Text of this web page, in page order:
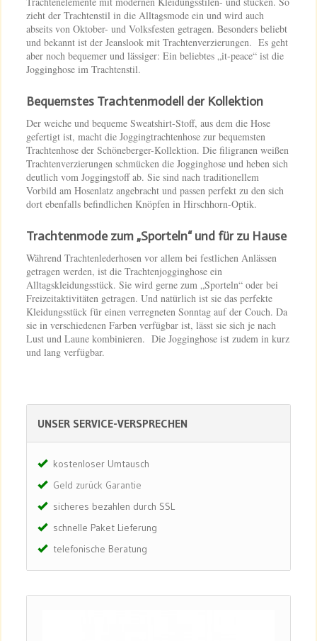
zieht der Trachtenstil in die Alltagsmode ein und wird auch
abseits von Oktober- und Volksfesten getragen. Besonders beliebt
und bekannt ist der Jeanslook mit Trachtenverzierungen. Es geht
aber noch bequemer und lässiger: Ein beliebtes „it-peace“ ist die
Jogginghose im Trachtenstil.
Bequemstes Trachtenmodell der Kollektion
Der weiche und bequeme Sweatshirt-Stoff, aus dem die Hose
gefertigt ist, macht die Joggingtrachtenhose zur bequemsten
Trachtenhose der Schöneberger-Kollektion. Die filigranen weißen
Trachtenverzierungen schmücken die Jogginghose und heben sich
deutlich vom Joggingstoff ab. Sie sind nach traditionellem
Vorbild am Hosenlatz angebracht und passen perfekt zu den sich
dort ebenfalls befindlichen Knöpfen in Hirschhorn-Optik.
Trachtenmode zum „Sporteln“ und für zu Hause
Während Trachtenlederhosen vor allem bei festlichen Anlässen
getragen werden, ist die Trachtenjogginghose ein
Alltagskleidungsstück. Sie wird gerne zum „Sporteln“ oder bei
Freizeitaktivitäten getragen. Und natürlich ist sie das perfekte
Kleidungsstück für einen verregneten Sonntag auf der Couch. Da
sie in verschiedenen Farben verfügbar ist, lässt sie sich je nach
Lust und Laune kombinieren. Die Jogginghose ist zudem in kurz
und lang verfügbar.
UNSER SERVICE-VERSPRECHEN
kostenloser Umtausch
Geld zurück Garantie
sicheres bezahlen durch SSL
schnelle Paket Lieferung
telefonische Beratung